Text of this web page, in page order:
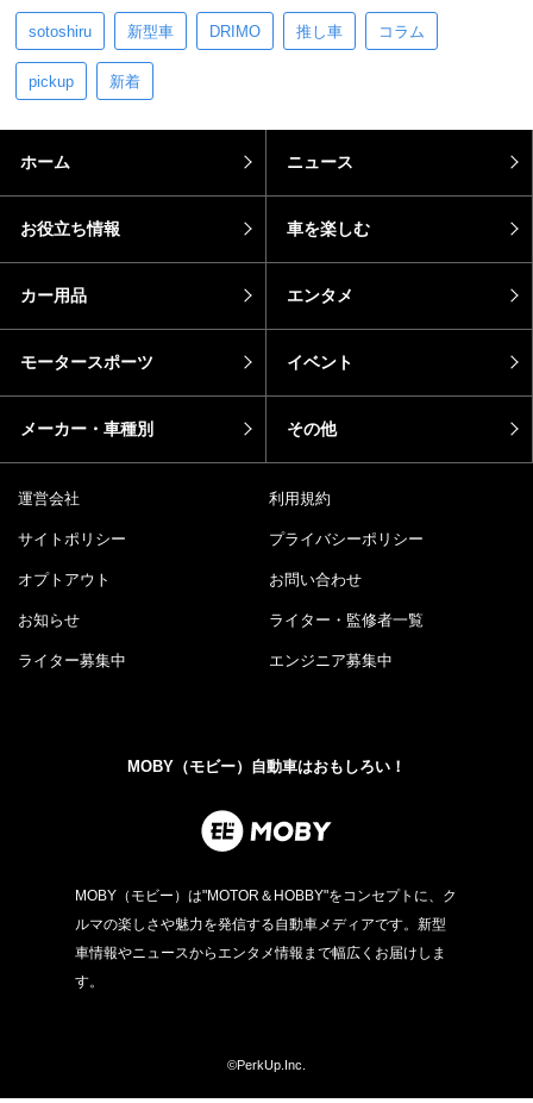
sotoshiru 新型車 DRIMO 推し車 コラム
pickup 新着
ホーム ニュース
お役立ち情報 車を楽しむ
カー用品 エンタメ
モータースポーツ イベント
メーカー・車種別 その他
運営会社 利用規約
サイトポリシー プライバシーポリシー
オプトアウト お問い合わせ
お知らせ ライター・監修者一覧
ライター募集中 エンジニア募集中
MOBY（モビー）自動車はおもしろい！
MOBY（モビー）は"MOTOR＆HOBBY"をコンセプトに、ク
ルマの楽しさや魅力を発信する自動車メディアです。新型
車情報やニュースからエンタメ情報まで幅広くお届けしま
す。
©PerkUp.Inc.